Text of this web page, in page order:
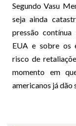
Segundo Vasu
seja ainda
pressão
EUA e sobre os
risco de
momento em
americanos já dão